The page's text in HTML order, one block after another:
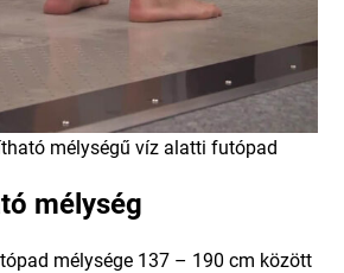
mélységű víz alatti futópad
mélység
mélysége 137 – 190 cm között